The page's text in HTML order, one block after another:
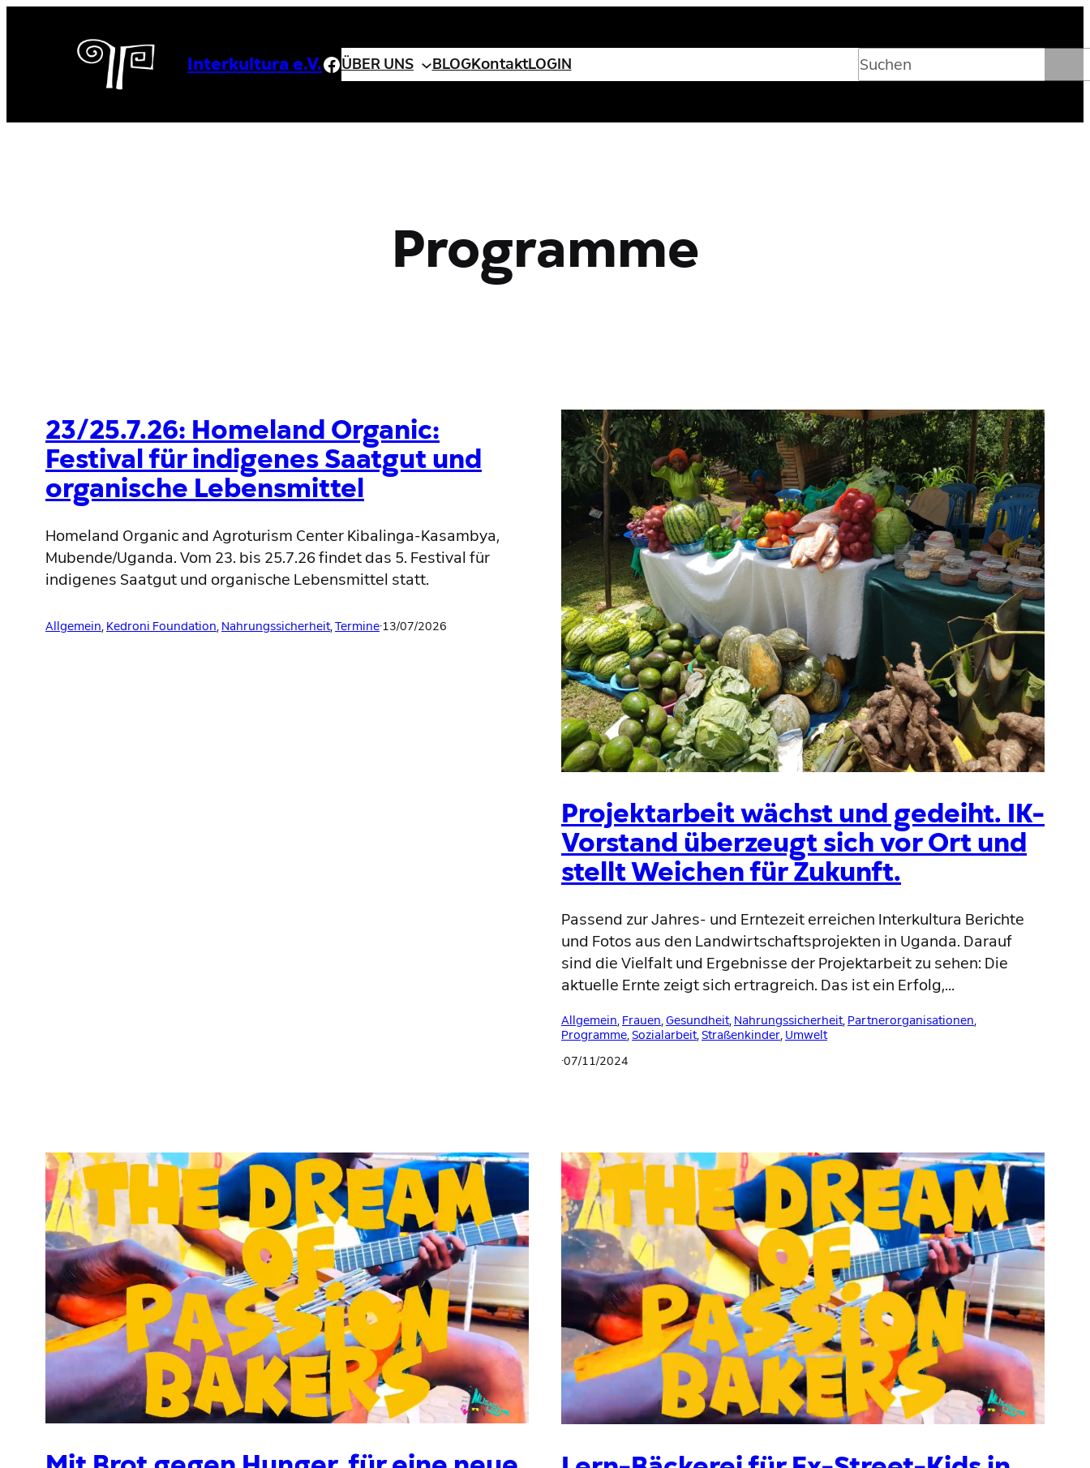
Interkultura e.V.Facebook
ÜBER UNS BLOGKontaktLOGIN Suchen
Programme
23/25.7.26: Homeland Organic:
Festival für indigenes Saatgut und
organische Lebensmittel
Homeland Organic and Agroturism Center Kibalinga-Kasambya,
Mubende/Uganda. Vom 23. bis 25.7.26 findet das 5. Festival für
indigenes Saatgut und organische Lebensmittel statt.
Allgemein, Kedroni Foundation, Nahrungssicherheit, Termine·13/07/2026
Projektarbeit wächst und gedeiht. IK-
Vorstand überzeugt sich vor Ort und
stellt Weichen für Zukunft.
Passend zur Jahres- und Erntezeit erreichen Interkultura Berichte
und Fotos aus den Landwirtschaftsprojekten in Uganda. Darauf
sind die Vielfalt und Ergebnisse der Projektarbeit zu sehen: Die
aktuelle Ernte zeigt sich ertragreich. Das ist ein Erfolg,…
Allgemein, Frauen, Gesundheit, Nahrungssicherheit, Partnerorganisationen
Programme, Sozialarbeit, Straßenkinder, Umwelt
·07/11/2024